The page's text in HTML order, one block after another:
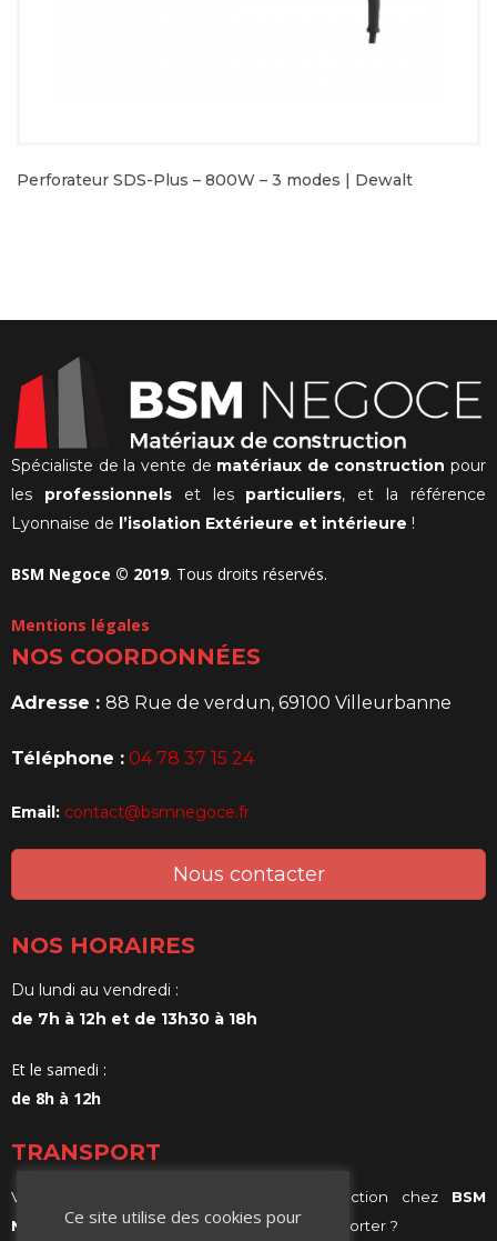
Perforateur SDS-Plus – 800W – 3 modes | Dewalt
Spécialiste de la vente de matériaux de construction pour
les professionnelset les particuliers, et la référence
Lyonnaise de l’isolation Extérieure et intérieure !
BSM Negoce © 2019. Tous droits réservés.
Mentions légales
NOS COORDONNÉES
Adresse : 88 Rue de verdun, 69100 Villeurbanne
Téléphone : 04 78 37 15 24
Email: contact@bsmnegoce.fr
Nous contacter
NOS HORAIRES
Du lundi au vendredi :
de 7h à 12h et de 13h30 à 18h
Et le samedi :
de 8h à 12h
TRANSPORT
Vous achetez vos matériaux de construction chez BSM
Negoceet vous ne savez comment les transporter ?
Ce site utilise des cookies pour